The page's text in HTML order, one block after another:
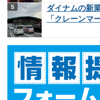
ダイナムの新
「クレーン